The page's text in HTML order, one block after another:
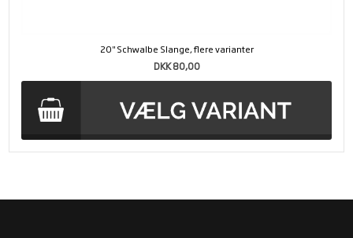
20" Schwalbe Slange, flere varianter
DKK 80,00